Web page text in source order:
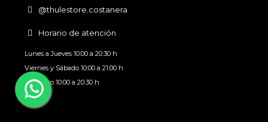
@thulestore.costanera
Horario de atención
Lunes a Jueves 10:00 a 20:30 h
Viernes y Sábado 10:00 a 21:00 h
Domingo 10:00 a 20:30 h